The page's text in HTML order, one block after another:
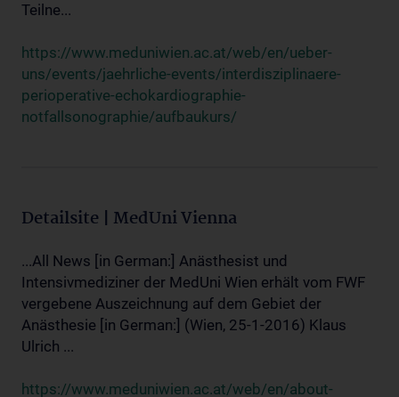
Teilne...
https://www.meduniwien.ac.at/web/en/ueber-
uns/events/jaehrliche-events/interdisziplinaere-
perioperative-echokardiographie-
notfallsonographie/aufbaukurs/
Detailsite | MedUni Vienna
...All News [in German:] Anästhesist und
Intensivmediziner der MedUni Wien erhält vom FWF
vergebene Auszeichnung auf dem Gebiet der
Anästhesie [in German:] (Wien, 25-1-2016) Klaus
Ulrich ...
https://www.meduniwien.ac.at/web/en/about-